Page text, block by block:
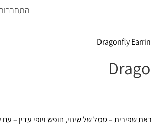
Dragonfly
שפירית – סמל של שינוי, חופש ויופי עדין –